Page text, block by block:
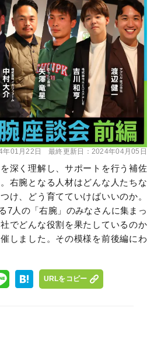
年01月22日 最終更新日： 2024年04月05日
深く理解し、サポートを行う補佐
右腕となる人材はどんな人たちな
け、どう育てていけばいいのか。
7人の「右腕」のみなさんに集まっ
でどんな役割を果たしているのか
しました。その模様を前後編にわ
URLをコピー